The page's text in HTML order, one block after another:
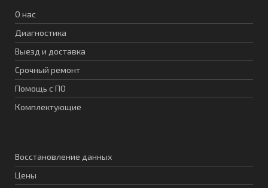
О нас
Диагностика
Выезд и доставка
Срочный ремонт
Помощь с ПО
Комплектующие
Восстановление данных
Цены